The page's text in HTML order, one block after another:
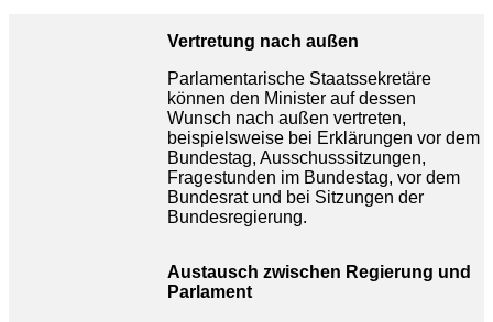
Vertretung nach außen
Parlamentarische Staatssekretäre
können den Minister auf dessen
Wunsch nach außen vertreten,
beispielsweise bei Erklärungen vor dem
Bundestag, Ausschusssitzungen,
Fragestunden im Bundestag, vor dem
Bundesrat und bei Sitzungen der
Bundesregierung.
Austausch zwischen Regierung und
Parlament